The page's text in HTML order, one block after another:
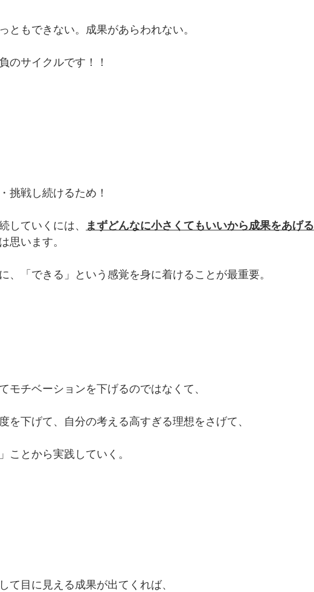
ともできない。成果があらわれない。
のサイクルです！！
挑戦し続けるため！
していくには、
まずどんなに小さくてもいいから成果をあげる
思います。
、「できる」という感覚を身に着けることが最重要。
モチベーションを下げるのではなくて、
を下げて、自分の考える高すぎる理想をさげて、
ことから実践していく。
て目に見える成果が出てくれば、